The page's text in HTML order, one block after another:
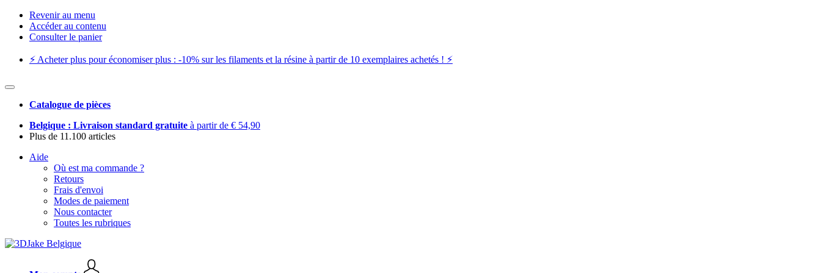
Revenir au menu
Accéder au contenu
Consulter le panier
⚡️ Acheter plus pour économiser plus : -10% sur les filaments et la résine à partir de 10 exemplaires achetés ! ⚡️
Catalogue de pièces
Belgique : Livraison standard gratuite à partir de € 54,90
Plus de 11.100 articles
Aide
Où est ma commande ?
Retours
Frais d'envoi
Modes de paiement
Nous contacter
Toutes les rubriques